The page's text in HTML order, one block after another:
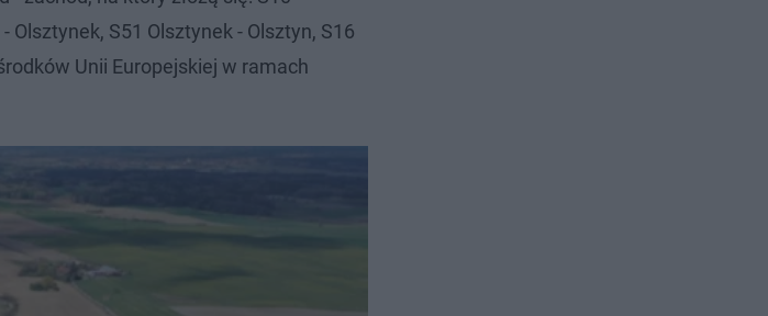
Olsztynek, S51 Olsztynek - Olsztyn, S16
Unii Europejskiej w ramach